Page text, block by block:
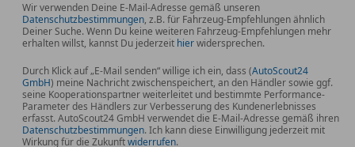
Wir verwenden Deine E-Mail-Adresse gemäß unseren
Datenschutzbestimmungen, z.B. für Fahrzeug-Empfehlungen ähnlich
Deiner Suche. Wenn Du keine weiteren Fahrzeug-Empfehlungen mehr
erhalten willst, kannst Du jederzeit hierwidersprechen.
Durch Klick auf „E-Mail senden“ willige ich ein, dass (AutoScout24
GmbH) meine Nachricht zwischenspeichert, an den Händler sowie ggf.
seine Kooperationspartner weiterleitet und bestimmte Performance-
Parameter des Händlers zur Verbesserung des Kundenerlebnisses
erfasst. AutoScout24 GmbH verwendet die E-Mail-Adresse gemäß ihren
Datenschutzbestimmungen. Ich kann diese Einwilligung jederzeit mit
Wirkung für die Zukunftwiderrufen.